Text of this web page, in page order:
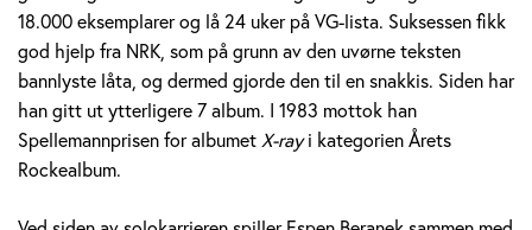
e
r
a
n
e
18.000 eksemplarer og lå 24 uker på VG-lista. Suksessen fikk
god hjelp fra NRK, som på grunn av den uvørne teksten
bannlyste låta, og dermed gjorde den til en snakkis. Siden har
han gitt ut ytterligere 7 album. I 1983 mottok han
Spellemannprisen for albumetX-rayi kategorien Årets
Rockealbum.